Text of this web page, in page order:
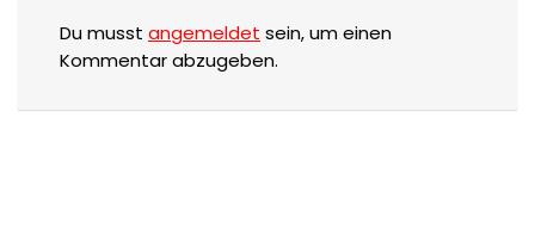
Du musst angemeldet sein, um einen
Kommentar abzugeben.